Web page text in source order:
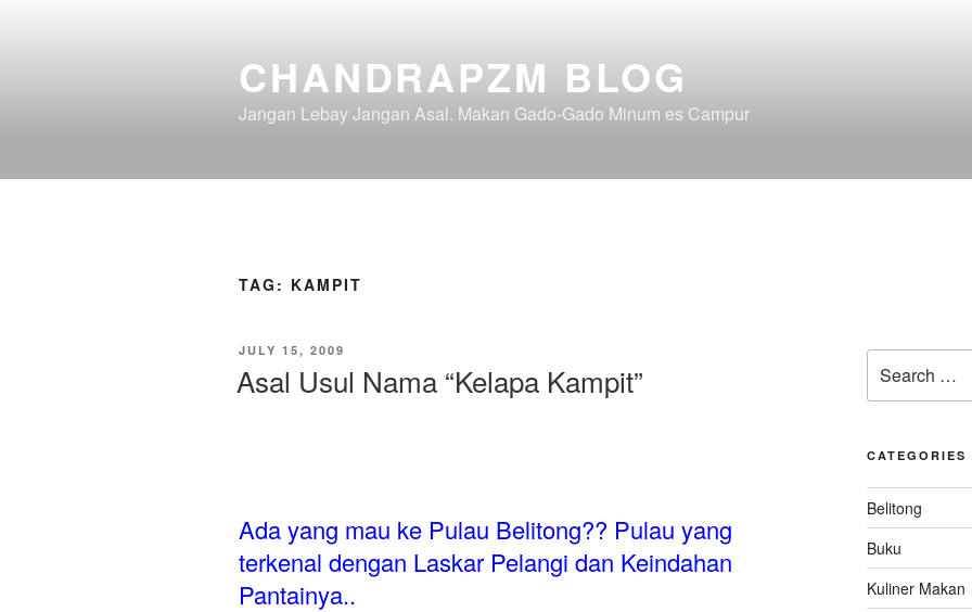
CHANDRAPZM BLOG
Jangan Lebay Jangan Asal. Makan Gado-Gado Minum es Campur
TAG: KAMPIT
POSTED
JULY 15, 2009
Asal Usul Nama “Kelapa Kampit”
Ada yang mau ke Pulau Belitong?? Pulau yang
terkenal dengan Laskar Pelangi dan Keindahan
Pantainya..
for:
CATEGORIES
Belitong
Buku
Kuliner Makan